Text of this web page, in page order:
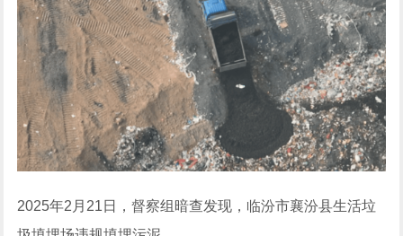
2025年2月21日，督察组暗查发现，临汾市襄汾县生活垃